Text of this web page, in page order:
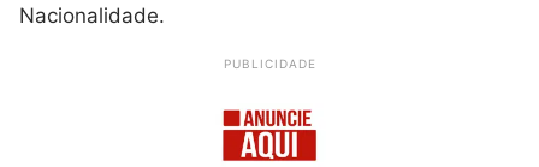
Nacionalidade.
PUBLICIDADE